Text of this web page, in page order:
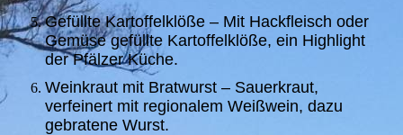
Gefüllte Kartoffelklöße – Mit Hackfleisch oder
Gemüse gefüllte Kartoffelklöße, ein Highlight
der Pfälzer Küche.
Weinkraut mit Bratwurst – Sauerkraut,
verfeinert mit regionalem Weißwein, dazu
gebratene Wurst.